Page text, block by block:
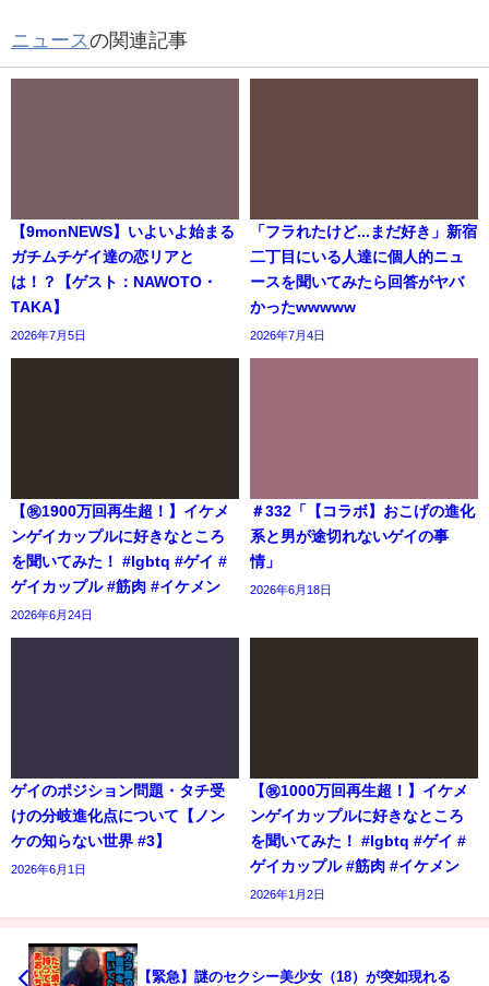
ニュースの関連記事
【9monNEWS】いよいよ始まる
ガチムチゲイ達の恋リアと
は！？【ゲスト：NAWOTO・
TAKA】
2026年7月5日
「フラれたけど...まだ好き」新宿
二丁目にいる人達に個人的ニュ
ースを聞いてみたら回答がヤバ
かったwwwww
2026年7月4日
【㊗️1900万回再生超！】イケメ
ンゲイカップルに好きなところ
を聞いてみた！ #lgbtq #ゲイ #
ゲイカップル #筋肉 #イケメン
2026年6月24日
＃332「【コラボ】おこげの進化
系と男が途切れないゲイの事
情」
2026年6月18日
ゲイのポジション問題・タチ受
けの分岐進化点について【ノン
ケの知らない世界 #3】
2026年6月1日
【㊗️1000万回再生超！】イケメ
ンゲイカップルに好きなところ
を聞いてみた！ #lgbtq #ゲイ #
ゲイカップル #筋肉 #イケメン
2026年1月2日
【緊急】謎のセクシー美少女（18）が突如現れる